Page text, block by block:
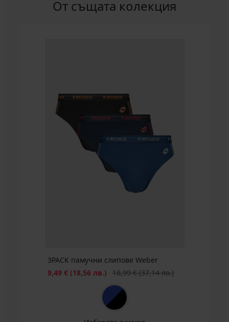
От същата колекция
3PACK памучни слипове Weber
Намаление
9,49 € (18,56 лв.) Първоначална цена
18,99 €(37,14 лв.)